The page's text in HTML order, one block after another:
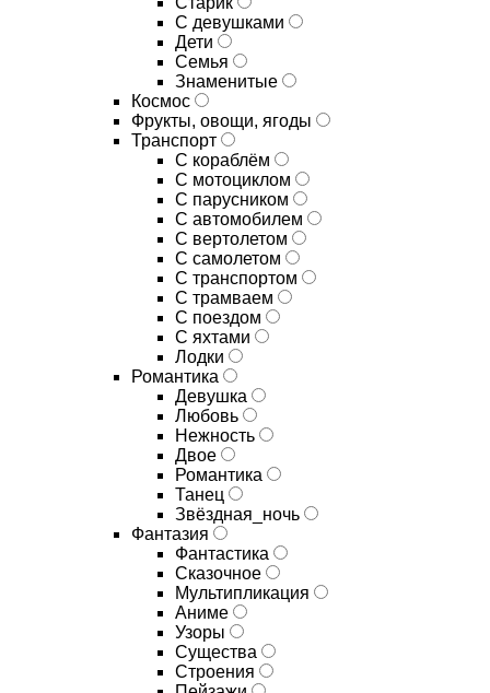
С девушками
Дети
Семья
Знаменитые
Космос
Фрукты, овощи, ягоды
Транспорт
С кораблём
С мотоциклом
С парусником
С автомобилем
С вертолетом
С самолетом
С транспортом
С трамваем
С поездом
С яхтами
Лодки
Романтика
Девушка
Любовь
Нежность
Двое
Романтика
Танец
Звёздная_ночь
Фантазия
Фантастика
Сказочное
Мультипликация
Аниме
Узоры
Существа
Строения